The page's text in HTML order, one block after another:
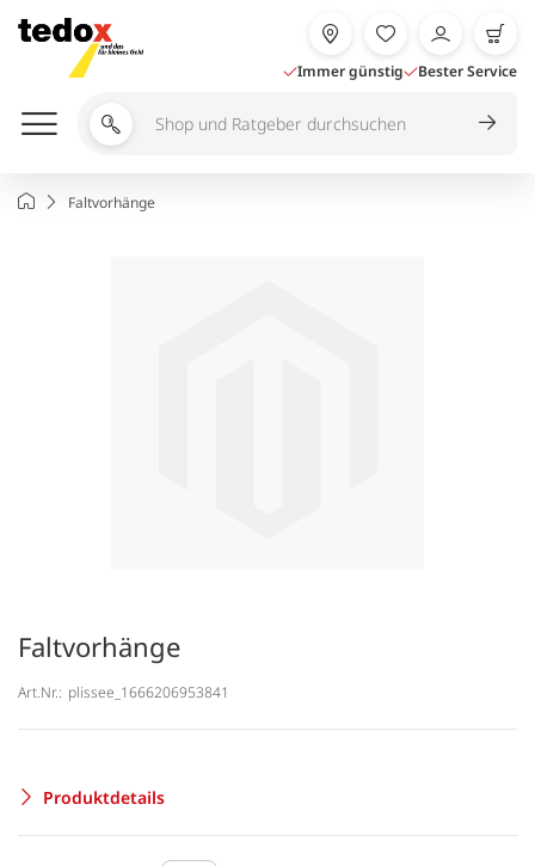
Inhalt
springen
Immer günstig Bester Service
Shop
durchsuchen
StartseiteFaltvorhänge
Faltvorhänge
Art.Nr.: plissee_1666206953841
Produktdetails